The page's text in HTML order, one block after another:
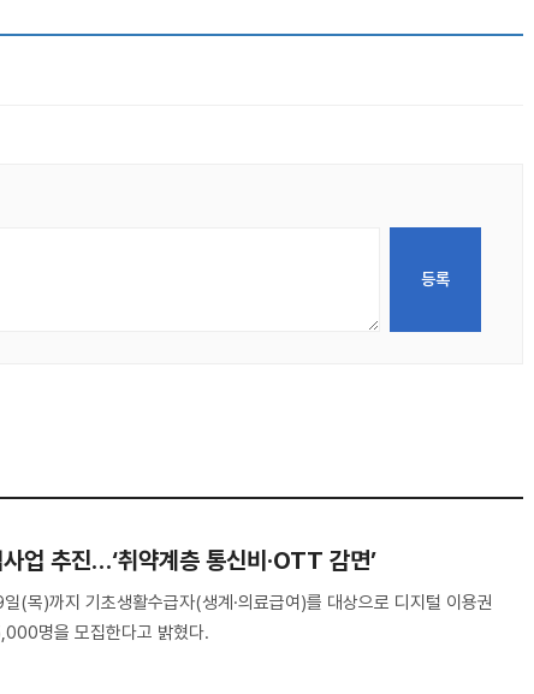
업 추진…‘취약계층 통신비·OTT 감면’
(목)까지 기초생활수급자(생계·의료급여)를 대상으로 디지털 이용권
명을 모집한다고 밝혔다.